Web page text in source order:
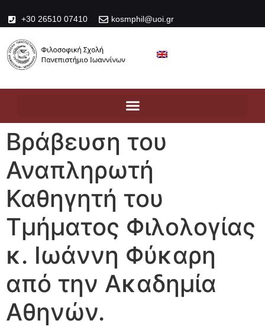
+30 26510 07410 kosmphil@uoi.gr
Βράβευση του
Αναπληρωτή
Καθηγητή του
Τμήματος Φιλολογίας
κ. Ιωάννη Φύκαρη
από την Ακαδημία
Αθηνών.